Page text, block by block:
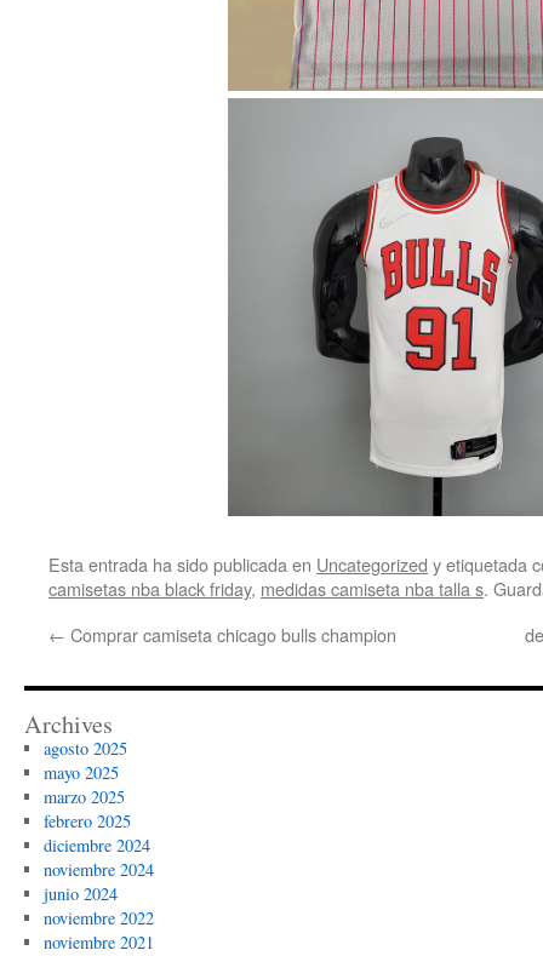
Esta entrada ha sido publicada en Uncategorized y etiquetada
camisetas nba black friday, medidas camiseta nba talla s.
← Comprar camiseta chicago bulls champion
Archives
agosto 2025
mayo 2025
marzo 2025
febrero 2025
diciembre 2024
noviembre 2024
junio 2024
noviembre 2022
noviembre 2021